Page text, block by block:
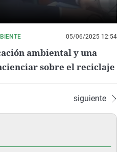
05/06/2025 12:54
ambiental y una
sobre el reciclaje
siguiente